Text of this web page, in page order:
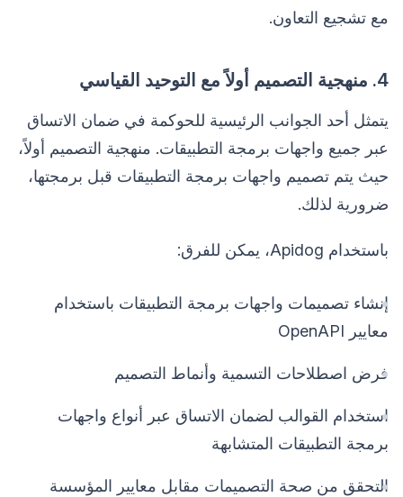
مع تشجيع التعاون.
4. منهجية التصميم أولاً مع التوحيد القياسي
يتمثل أحد الجوانب الرئيسية للحوكمة في ضمان الاتساق
عبر جميع واجهات برمجة التطبيقات. منهجية التصميم أولاً،
حيث يتم تصميم واجهات برمجة التطبيقات قبل برمجتها،
ضرورية لذلك.
باستخدام Apidog، يمكن للفرق:
إنشاء تصميمات واجهات برمجة التطبيقات باستخدام
معايير OpenAPI
فرض اصطلاحات التسمية وأنماط التصميم
استخدام القوالب لضمان الاتساق عبر أنواع واجهات
برمجة التطبيقات المتشابهة
التحقق من صحة التصميمات مقابل معايير المؤسسة